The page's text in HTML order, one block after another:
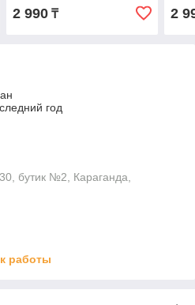
2 990₸ 2
год
бутик №2, Караганда,
работы